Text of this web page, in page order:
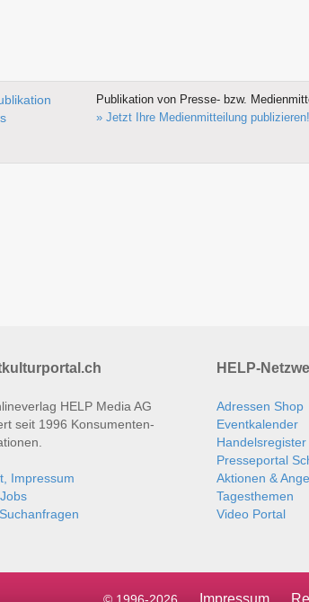
Publikation von Presse- bzw.
» Jetzt Ihre Medienmitteilung publizieren!
HELP Media AG
seit 1996 Konsumenten­
Impressum
HELP-
Adressen Shop
Eventkalender
Presseportal
Aktionen &
Tagesthemen
Video Portal
© 1996-2026 Impressum